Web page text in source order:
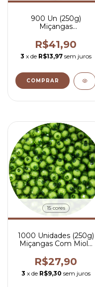
900 Un (250g)
Miçangas
furo passante 8mm
R$41,90
3 x de R$13,97 sem juros
COMPRAR
15 cores
1000 Unidades (250g)
Miçangas Com Miolo
R$27,90
3 x de R$9,30 sem juros